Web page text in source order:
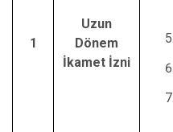
1
Uzun
Dönem
İkamet İzni